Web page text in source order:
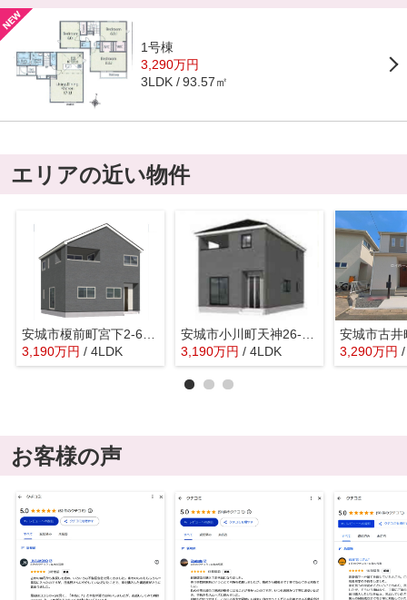
1号棟
3,290万円
3LDK 93.57㎡
エリアの近い物件
3,190万円 / 4LDK
3,190万円 / 4LDK 3,290万円
お客様の声